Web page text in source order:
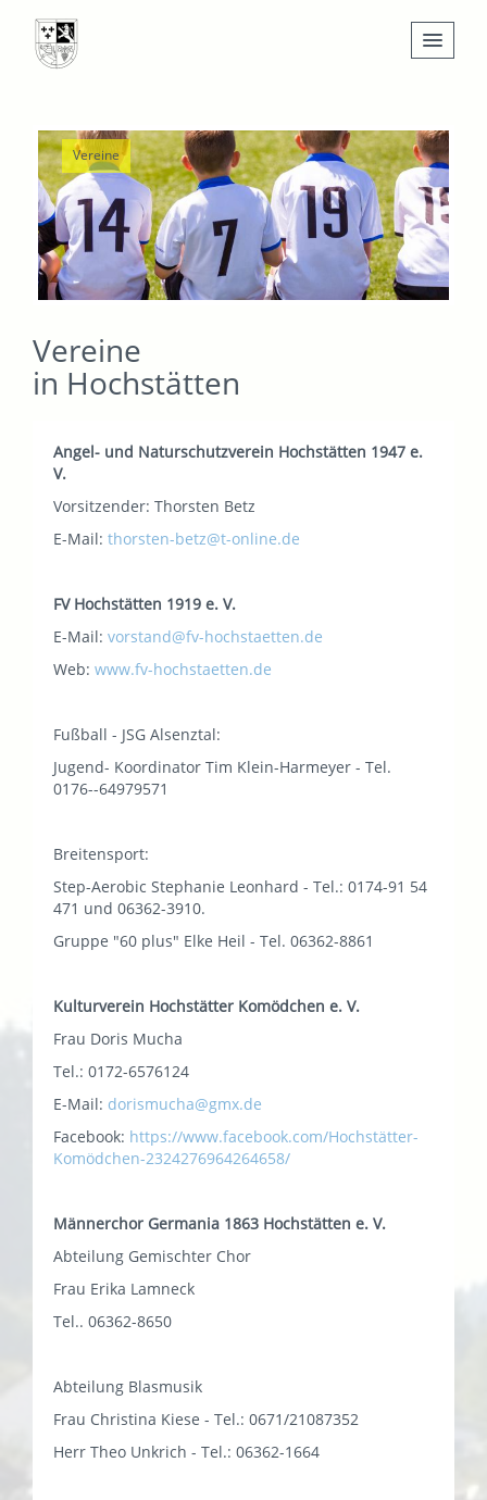
Nachrichten
Leben
Verwaltung
Tourismus
Gemeinden
Vereine
Vereine
in Hochstätten
Angel- und Naturschutzverein Hochstätten 1947 e.
V.
Vorsitzender: Thorsten Betz
E-Mail: thorsten-betz@t-online.de
FV Hochstätten 1919 e. V.
E-Mail: vorstand@fv-hochstaetten.de
Web: www.fv-hochstaetten.de
Fußball - JSG Alsenztal:
Jugend- Koordinator Tim Klein-Harmeyer - Tel.
0176--64979571
Breitensport:
Step-Aerobic Stephanie Leonhard - Tel.: 0174-91 54
471 und 06362-3910.
Gruppe "60 plus" Elke Heil - Tel. 06362-8861
Kulturverein Hochstätter Komödchen e. V.
Frau Doris Mucha
Tel.: 0172-6576124
E-Mail: dorismucha@gmx.de
Facebook: https://www.facebook.com/Hochstätter-
Komödchen-2324276964264658/
Männerchor Germania 1863 Hochstätten e. V.
Abteilung Gemischter Chor
Frau Erika Lamneck
Tel.. 06362-8650
Abteilung Blasmusik
Frau Christina Kiese - Tel.: 0671/21087352
Herr Theo Unkrich - Tel.: 06362-1664